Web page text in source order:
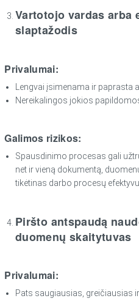
Vartotojo vardas arba
slaptažodis
Privalumai:
Lengvai įsimenama ir paprasta
Nereikalingos jokios
Galimos rizikos:
Spausdinimo procesas gali
net ir vieną dokumentą,
tikėtinas darbo procesų
Piršto antspaudą
duomenų skaitytuvas
Privalumai:
Pats saugiausias, greičiausias